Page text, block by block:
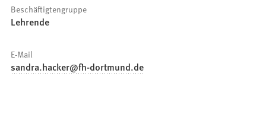
Beschäftigtengruppe
Lehrende
E-Mail
sandra.hacker fh-dortmund de